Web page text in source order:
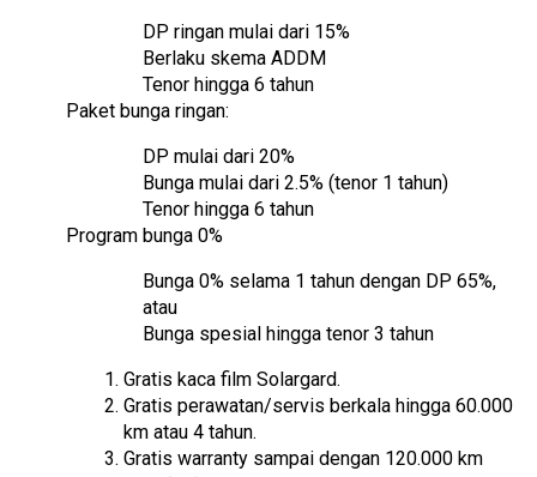
DP ringan mulai dari 15%
Berlaku skema ADDM
Tenor hingga 6 tahun
Paket bunga ringan:
DP mulai dari 20%
Bunga mulai dari 2.5% (tenor 1 tahun)
Tenor hingga 6 tahun
Program bunga 0%
Bunga 0% selama 1 tahun dengan DP 65%,
atau
Bunga spesial hingga tenor 3 tahun
Gratis kaca film Solargard.
Gratis perawatan/servis berkala hingga 60.000
km atau 4 tahun.
Gratis warranty sampai dengan 120.000 km